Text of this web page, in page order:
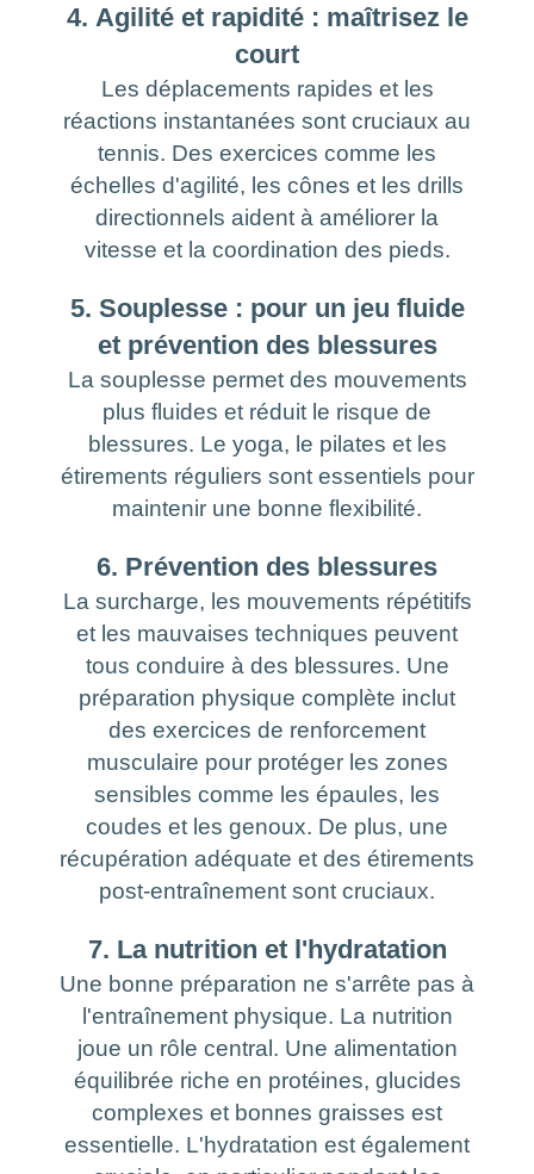
4. Agilité et rapidité : maîtrisez le
court
Les déplacements rapides et les
réactions instantanées sont cruciaux au
tennis. Des exercices comme les
échelles d'agilité, les cônes et les drills
directionnels aident à améliorer la
vitesse et la coordination des pieds.
5. Souplesse : pour un jeu fluide
et prévention des blessures
La souplesse permet des mouvements
plus fluides et réduit le risque de
blessures. Le yoga, le pilates et les
étirements réguliers sont essentiels pour
maintenir une bonne flexibilité.
6. Prévention des blessures
La surcharge, les mouvements répétitifs
et les mauvaises techniques peuvent
tous conduire à des blessures. Une
préparation physique complète inclut
des exercices de renforcement
musculaire pour protéger les zones
sensibles comme les épaules, les
coudes et les genoux. De plus, une
récupération adéquate et des étirements
post-entraînement sont cruciaux.
7. La nutrition et l'hydratation
Une bonne préparation ne s'arrête pas à
l'entraînement physique. La nutrition
joue un rôle central. Une alimentation
équilibrée riche en protéines, glucides
complexes et bonnes graisses est
essentielle. L'hydratation est également